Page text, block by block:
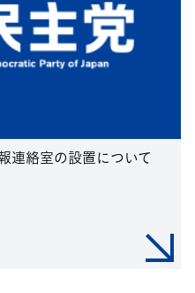
連絡室の設置について